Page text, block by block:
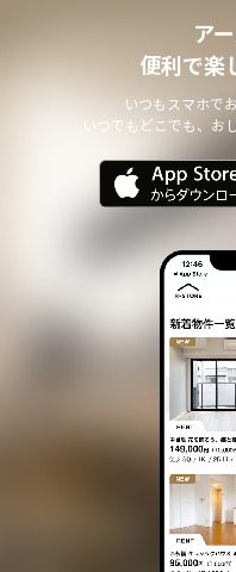
個人情報の安全管理につい
本サイトは、取り扱う個人
他の個人情報の安全管理の
個人情報の委託について
する場合は、当該第三者に
委託された個人情報の安全
また、コンサルティング、
におきまして第三者と共同
取り扱いを委託する場合 が
個人情報の第三者提供につ
本サイトは、個人情報保護
個人情報をあらかじめご本
個人情報の開示・訂正等につ
本サイトは、ご本人から自
る場合、速やかに開示をい
その際、ご本人であること
ア
便利で楽
いつもスマホで
いつでもどこでも、お